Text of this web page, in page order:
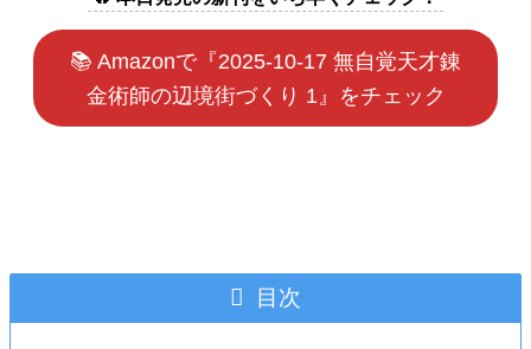
📚 Amazonで『2025-10-17 無自覚天才錬
金術師の辺境街づくり 1』をチェック
目次